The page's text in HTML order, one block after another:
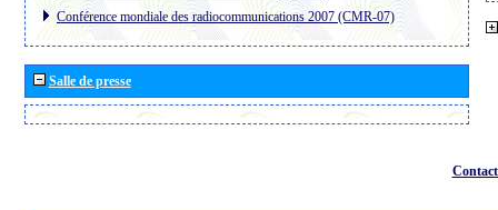
Conférence mondiale des radiocommunications 2007 (CMR-07)
Salle de presse